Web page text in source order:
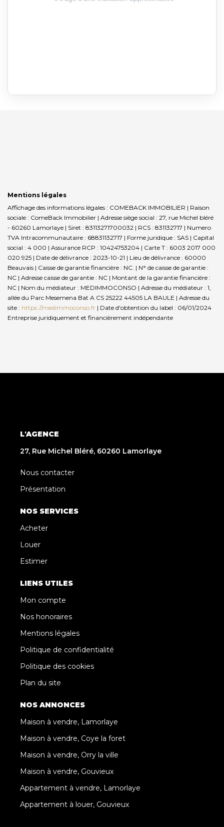
Mentions légales
Affichage des informations légales : COMEBACK IMMOBILIER | Raison
sociale : ComeBack Immobilier | Adresse siège social : 27, rue Michel bléré
- 60260 Lamorlaye | Siret : 83113271700032 | RCS : 831132717 | Numero
TVA Intracommunautaire : 68831132717 | Forme juridique : SAS | Capital
social : 4 000 | Assurance RCP : 10424753204 | Carte T : 6003 2017 000
020 925 | Date de délivrance : 2023-10-21 | Lieu de délivrance : 60000
Beauvais | Caisse de garantie financière : NC. | N° de caisse de garantie :
NC | Adresse caisse de garantie : NC | Montant de la garantie financière :
NC | Nom du médiateur : MEDIMMOCONSO | Adresse du médiateur : 1,
allée du Parc Mesemena Bat A CS 25222 44505 LA BAULE | Adresse du
site : https://medimmoconso.fr | Date d'obtention du label : 06/01/2024
Entreprise juridiquement et financièrement indépendante
L'AGENCE
27, Rue Michel Bléré, 60260 Lamorlaye
Nous contacter
Présentation
NOS SERVICES
Acheter
Louer
Estimer
LIENS UTILES
Mon compte
Nos honoraires
Mentions légales
Politique de confidentialité
Politique des cookies
Plan du site
NOS ANNONCES
Maison à vendre, Lamorlaye
Maison à vendre, Coye la foret
Maison à vendre, Orry la ville
Maison à vendre, Gouvieux
Appartement à vendre, Lamorlaye
Appartement à louer, Gouvieux